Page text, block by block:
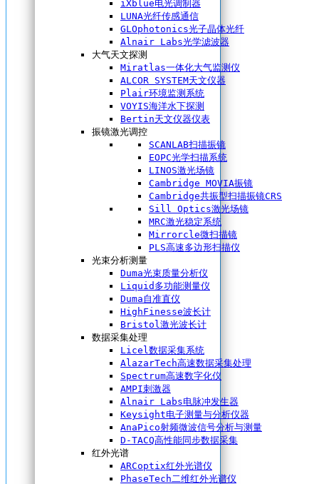
iXblue电光调制器
LUNA光纤传感通信
GLOphotonics光子晶体光纤
Alnair Labs光学滤波器
大气天文探测
Miratlas一体化大气监测仪
ALCOR SYSTEM天文仪器
Plair环境监测系统
VOYIS海洋水下探测
Bertin天文仪器仪表
振镜激光调控
SCANLAB扫描振镜
EOPC光学扫描系统
LINOS激光场镜
Cambridge MOVIA振镜
Cambridge共振型扫描振镜CRS
Sill Optics激光场镜
MRC激光稳定系统
Mirrorcle微扫描镜
PLS高速多边形扫描仪
光束分析测量
Duma光束质量分析仪
Liquid多功能测量仪
Duma自准直仪
HighFinesse波长计
Bristol激光波长计
数据采集处理
Licel数据采集系统
AlazarTech高速数据采集处理
Spectrum高速数字化仪
AMPI刺激器
Alnair Labs电脉冲发生器
Keysight电子测量与分析仪器
AnaPico射频微波信号分析与测量
D-TACQ高性能同步数据采集
红外光谱
ARCoptix红外光谱仪
PhaseTech二维红外光谱仪